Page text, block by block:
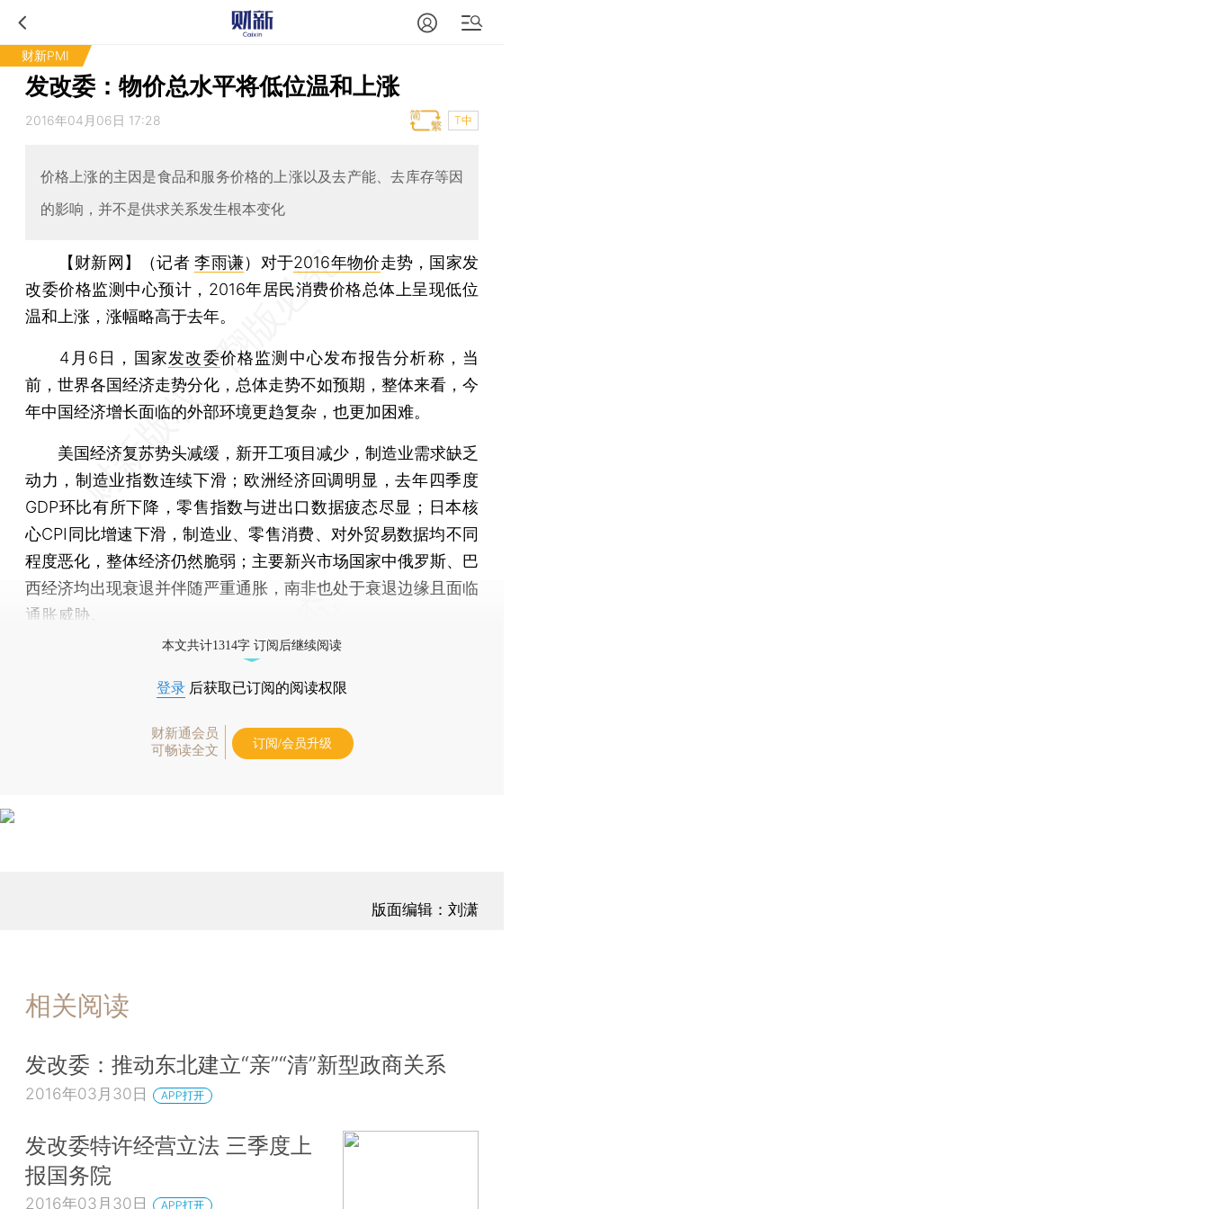
财新PMI
发改委：物价总水平将低位温和上涨
2016年04月06日 17:28 T中
价格上涨的主因是食品和服务价格的上涨以及去产能、去库存等因
的影响，并不是供求关系发生根本变化
【财新网】（记者李雨谦） 对于2016年物价走势，国家发
改委价格监测中心预计，2016年居民消费价格总体上呈现低位
温和上涨，涨幅略高于去年。
4月6日，国家发改委价格监测中心发布报告分析称，当
前，世界各国经济走势分化，总体走势不如预期，整体来看，今
年中国经济增长面临的外部环境更趋复杂，也更加困难。
美国经济复苏势头减缓，新开工项目减少，制造业需求缺乏
动力，制造业指数连续下滑；欧洲经济回调明显，去年四季度
GDP环比有所下降，零售指数与进出口数据疲态尽显；日本核
心CPI同比增速下滑，制造业、零售消费、对外贸易数据均不同
程度恶化，整体经济仍然脆弱；主要新兴市场国家中俄罗斯、巴
西经济均出现衰退并伴随严重通胀，南非也处于衰退边缘且面临
通胀威胁。
本文共计1314字 订阅后继续阅读
登录 后获取已订阅的阅读权限
财新通会员
可畅读全文
订阅/会员升级
版面编辑：刘潇
相关阅读
发改委：推动东北建立“亲”“清”新型政商关系
2016年03月30日 APP打开
发改委特许经营立法 三季度上
报国务院
2016年03月30日 APP打开